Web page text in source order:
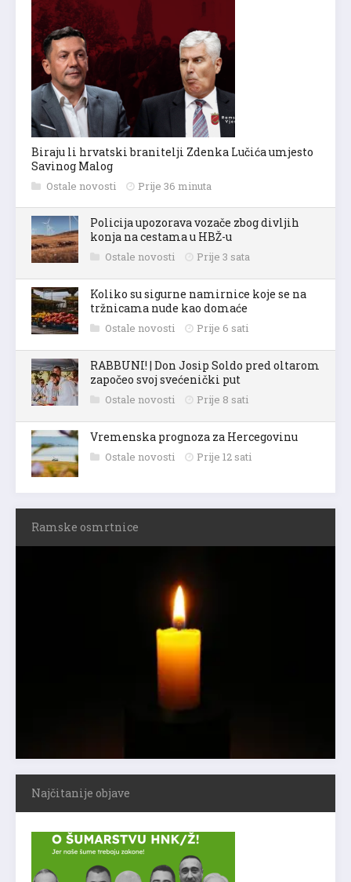
Biraju li hrvatski branitelji Zdenka Lučića umjesto
Savinog Malog
Ostale novosti Prije 36 minuta
Policija upozorava vozače zbog divljih
konja na cestama u HBŽ-u
Ostale novosti Prije 3 sata
Koliko su sigurne namirnice koje se na
tržnicama nude kao domaće
Ostale novosti Prije 6 sati
RABBUNI! | Don Josip Soldo pred oltarom
započeo svoj svećenički put
Ostale novosti Prije 8 sati
Vremenska prognoza za Hercegovinu
Ostale novosti Prije 12 sati
Ramske osmrtnice
Najčitanije objave